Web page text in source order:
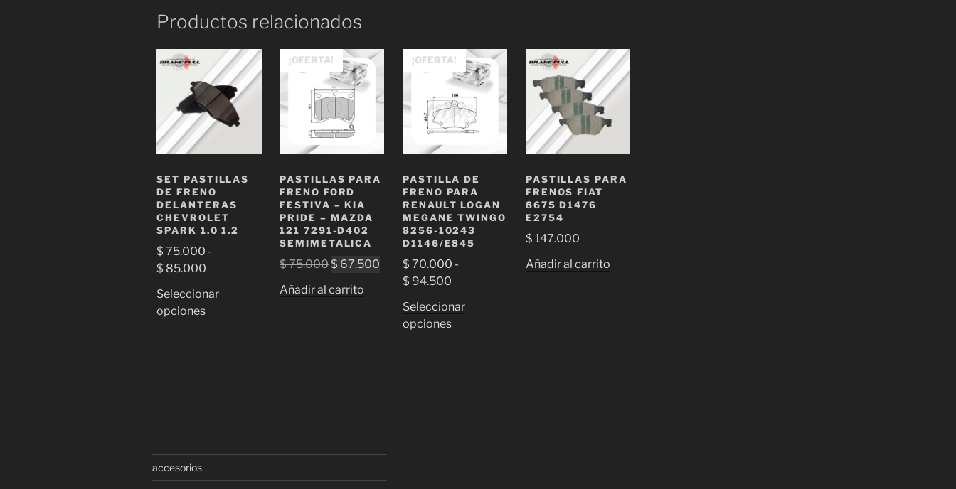
Productos relacionados
SET PASTILLAS
DE FRENO
DELANTERAS
CHEVROLET
SPARK 1.0 1.2
$ 75.000 -
$ 85.000
precios:
Seleccionar
opcionesEste
en
¡OFERTA!
PASTILLAS PARA
FRENO FORD
FESTIVA – KIA
PRIDE – MAZDA
121 7291-D402
SEMIMETALICA
$75.000El
original
$ 67.500El
precio
$ 67.500.
Añadir al carrito
¡OFERTA!
PASTILLA DE
FRENO PARA
RENAULT LOGAN
MEGANE TWINGO
8256-10243
D1146/E845
$ 70.000 -
$ 94.500Rango
precios:
desde
Seleccionar
opcionesEste
PASTILLAS PARA
FRENOS FIAT
8675 D1476
E2754
$ 147.000
Añadir al carrito
accesorios